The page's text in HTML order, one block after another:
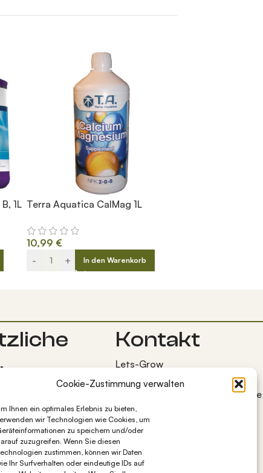
Cookie-Zustimmung verwalten
Ihnen ein optimales Erlebnis zu bieten,
wir Technologien wie Cookies, um
zu speichern und/oder
zuzugreifen. Wenn Sie diesen
zustimmen, können wir Daten
Ihr Surfverhalten oder eindeutige IDs auf
1L Terra Aquatica CalMag 1L
10,99 €
-
+ In den Warenkorb
Kontakt
Lets-Grow
Bocksweg 7
38272 Burgdorf OT Westerlinde
+49 5347 1284997
info@lets-grow.de